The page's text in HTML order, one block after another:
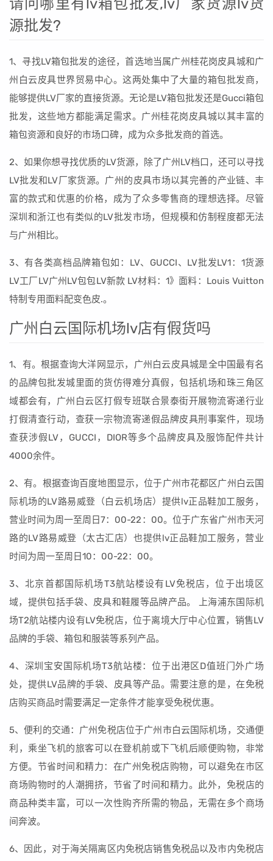
请问哪里有lv箱包批发,lv厂家货源lv货
源批发?
1、寻找LV箱包批发的途径，首选地当属广州桂花岗皮具城和广
州白云皮具世界贸易中心。这两处集中了大量的箱包批发商，
能够提供LV厂家的直接货源。无论是LV箱包批发还是Gucci箱包
批发，这些地方都能满足需求。广州桂花岗皮具城以其丰富的
箱包资源和良好的市场口碑，成为众多批发商的首选。
2、如果你想寻找优质的LV货源，除了广州LV档口，还可以寻找
LV批发和LV厂家货源。广州的皮具市场以其完善的产业链、丰
富的款式和优惠的价格，成为了众多零售商的理想选择。尽管
深圳和浙江也有类似的LV批发市场，但规模和仿制程度都无法
与广州相比。
3、有各类高档品牌箱包如：LV、GUCCI、LV批发LV1：1货源
LV工厂LV广州LV包包LV新款 LV材料：1》面料：Louis Vuitton
特制专用面料配变色皮.。
广州白云国际机场lv店有假货吗
1、有。根据查询大洋网显示，广州白云皮具城是全中国最有名
的品牌包批发城里面的货仿得难分真假，包括机场和珠三角区
域都会有，广州白云区打假专班联合景泰街开展物流寄递行业
打假清查行动，查获一宗物流寄递假品牌皮具刑事案件，现场
查获涉假LV，GUCCI，DIOR等多个品牌皮具及服饰配件共计
4000余件。
2、有。根据查询百度地图显示，位于广州市花都区广州白云国
际机场的LV路易威登（白云机场店）提供lv正品鞋加工服务，
营业时间为周一至周日7：00-22：00。位于广东省广州市天河
路的LV路易威登（太古汇店）也提供lv正品鞋加工服务，营业
时间为周一至周日10：00-22：00。
3、北京首都国际机场T3航站楼设有LV免税店，位于出境区
域，提供包括手袋、皮具和鞋履等品牌产品。 上海浦东国际机
场T2航站楼内设有LV免税店，位于离境大厅中心位置，销售LV
品牌的手袋、箱包和服装等系列产品。
4、深圳宝安国际机场T3航站楼：位于出港区D值班门外广场
处，提供LV品牌的手袋、皮具等产品。需要注意的是，在免税
店购买商品时需要满足一定条件才能享受免税优惠。
5、便利的交通：广州免税店位于广州市白云国际机场，交通便
利，乘坐飞机的旅客可以在登机前或下飞机后顺便购物，非常
方便。节省时间和精力：在广州免税店购物，可以避免在市区
商场购物时的人潮拥挤，节省了时间和精力。此外，免税店的
商品种类丰富，可以一次性购齐所需的物品，无需在多个商场
间奔波。
6、因此，对于海关隔离区内免税店销售免税品以及市内免税店